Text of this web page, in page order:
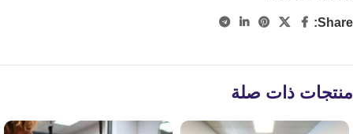
Share:
منتجات ذات صلة